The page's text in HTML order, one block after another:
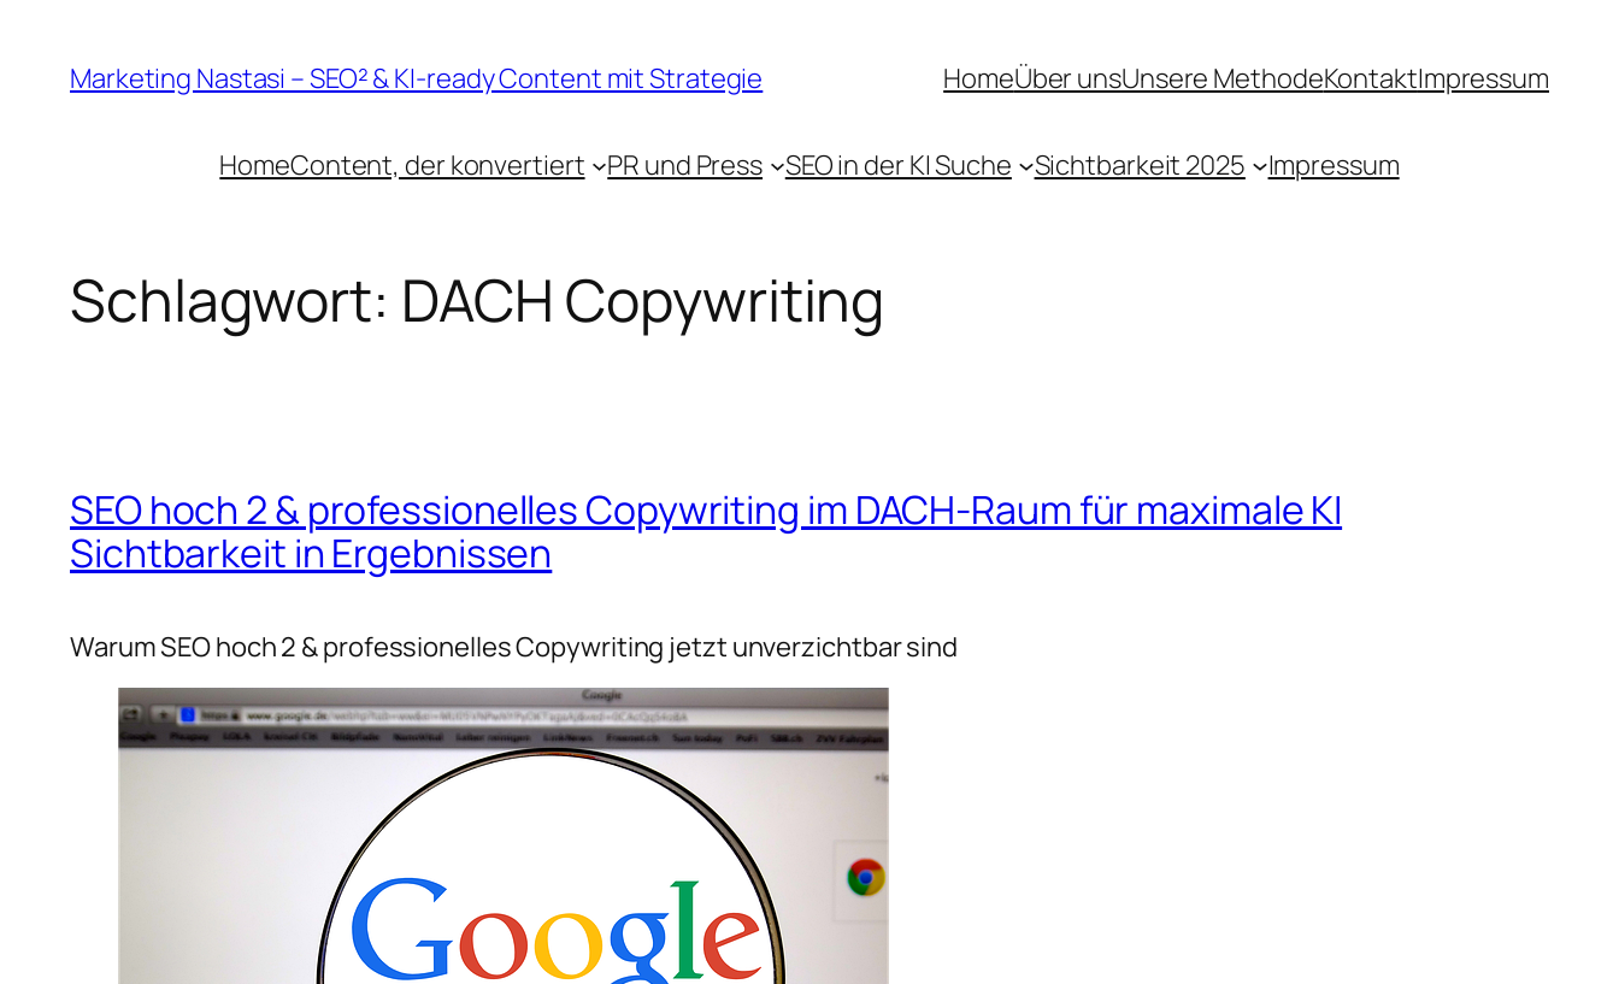
Inhalt
springen
Marketing Nastasi – SEO² & KI-ready Content mit Strategie HomeÜber unsUnsere MethodeKontaktImpressum
HomeContent, der konvertiert PR und Press SEO in der KI Suche Sichtbarkeit 2025 Impressum
Schlagwort: DACH Copywriting
SEO hoch 2 & professionelles Copywriting im DACH-Raum für maximale KI
Sichtbarkeit in Ergebnissen
Warum SEO hoch 2 & professionelles Copywriting jetzt unverzichtbar sind